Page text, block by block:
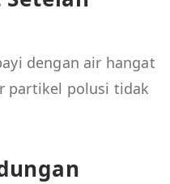
dengan air hangat
partikel polusi tidak